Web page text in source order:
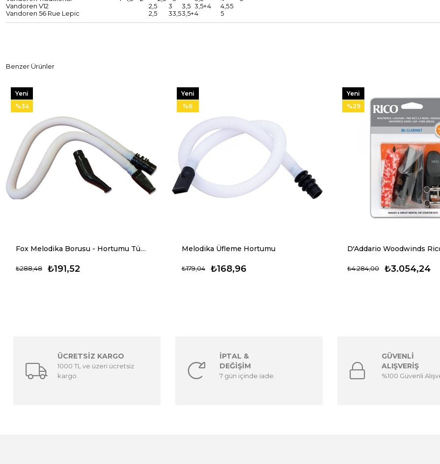
Vandoren V12
2,5 3 3,5 3,5+4 4,55
Vandoren 56 Rue Lepic
2,5 33,53,5+4 5
Benzer Ürünler
Fox Melodika Borusu - Hortumu Tüm markalara Uyumlu
₺191,52
₺288,48
Yeni
Ürün
%34
Melodika Üfleme Hortumu
₺168,96
₺179,04
Yeni
Ürün
%6
₺3.054,24
₺4.284,00
Yeni
Ürün
%29
ÜCRETSİZ KARGO
1000 TL ve üzeri ücretsiz
kargo.
İPTAL &
DEĞİŞİM
7 gün içinde iade.
GÜVENLİ
ALIŞVERİŞ
%100 Güvenli